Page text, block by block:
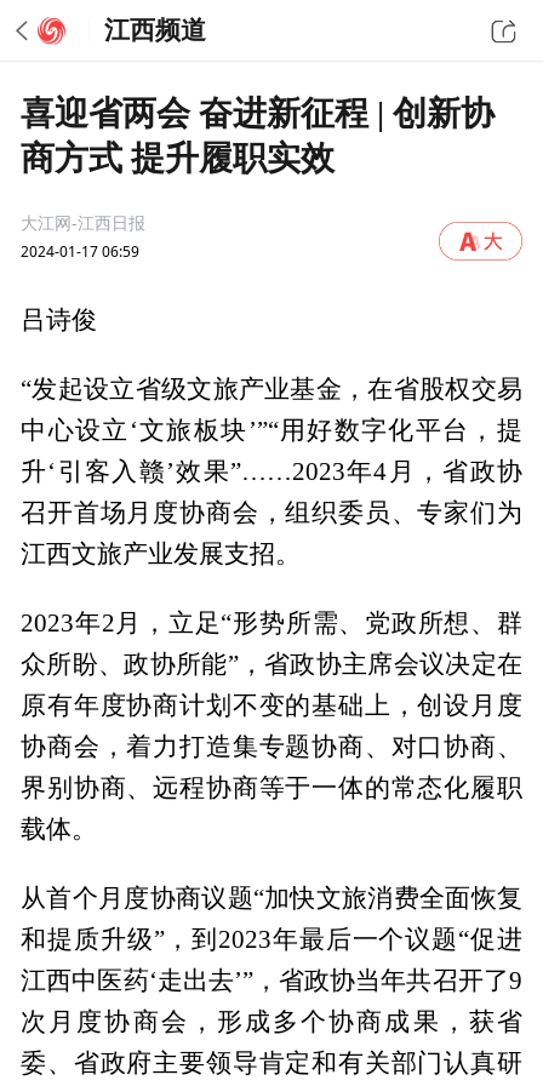
江西频道
喜迎省两会 奋进新征程 | 创新协
商方式 提升履职实效
大江网-江西日报
2024-01-17 06:59
吕诗俊
“发起设立省级文旅产业基金，在省股权交易
中心设立‘文旅板块’”“用好数字化平台，提
升‘引客入赣’效果”……2023年4月，省政协
召开首场月度协商会，组织委员、专家们为
江西文旅产业发展支招。
2023年2月，立足“形势所需、党政所想、群
众所盼、政协所能”，省政协主席会议决定在
原有年度协商计划不变的基础上，创设月度
协商会，着力打造集专题协商、对口协商、
界别协商、远程协商等于一体的常态化履职
载体。
从首个月度协商议题“加快文旅消费全面恢复
和提质升级”，到2023年最后一个议题“促进
江西中医药‘走出去’”，省政协当年共召开了9
次月度协商会，形成多个协商成果，获省
委、省政府主要领导肯定和有关部门认真研